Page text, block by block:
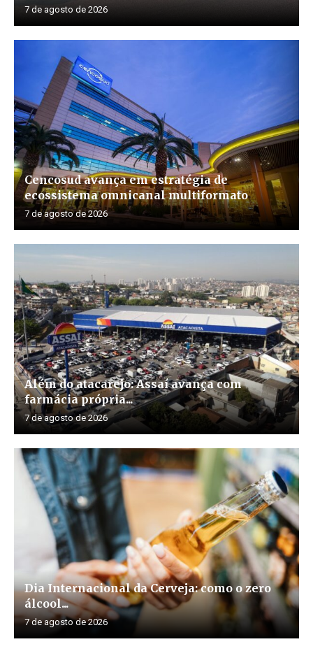
7 de agosto de 2026
Cencosud avança em estratégia de
ecossistema omnicanal multiformato
7 de agosto de 2026
Além do atacarejo: Assaí avança com
farmácia própria...
7 de agosto de 2026
Dia Internacional da Cerveja: como o zero
álcool...
7 de agosto de 2026